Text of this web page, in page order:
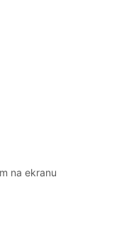
na ekranu